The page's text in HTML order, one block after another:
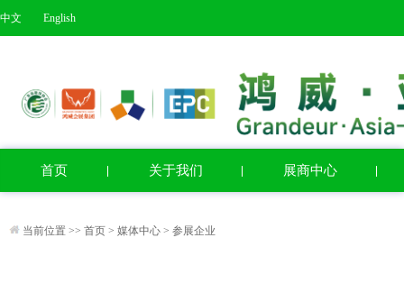
中文 English
首页 关于我们 展商中心
当前位置 >> 首页 > 媒体中心 > 参展企业